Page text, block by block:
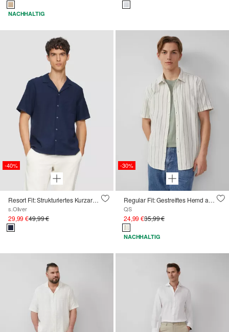
NACHHALTIG
-40%
Resort Fit: Strukturiertes Kurzarmhemd aus Leinenmix
s.Oliver
29,99 €49,99 €
-30%
Regular Fit: Gestreiftes Hemd aus Leinenmix
QS
24,99 €35,99 €
NACHHALTIG